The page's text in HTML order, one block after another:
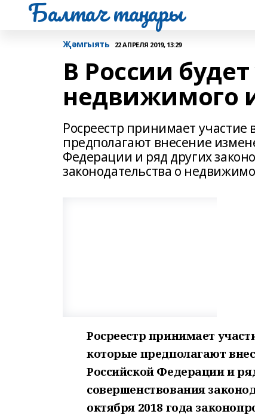
Балтач таңнары
Җәмгыять 22 АПРЕЛЯ 2019, 13:29
В России
недвижимого
Росреестр принимает участие
предполагают внесение
Федерации и ряд других
законодательства о
Росреестр принимает
которые предполагают
Российской Федерации и
совершенствования
октября 2018 года